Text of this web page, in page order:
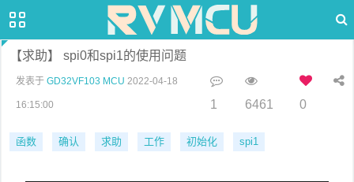
【求助】 spi0和spi1的使用问题
发表于 GD32VF103 MCU 2022-04-18
16:15:00 1 6461 0
函数 确认 求助 工作 初始化 spi1